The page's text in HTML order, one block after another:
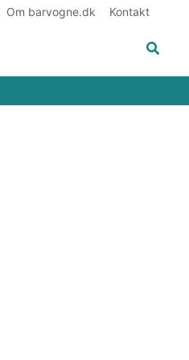
Om barvogne.dk Kontakt